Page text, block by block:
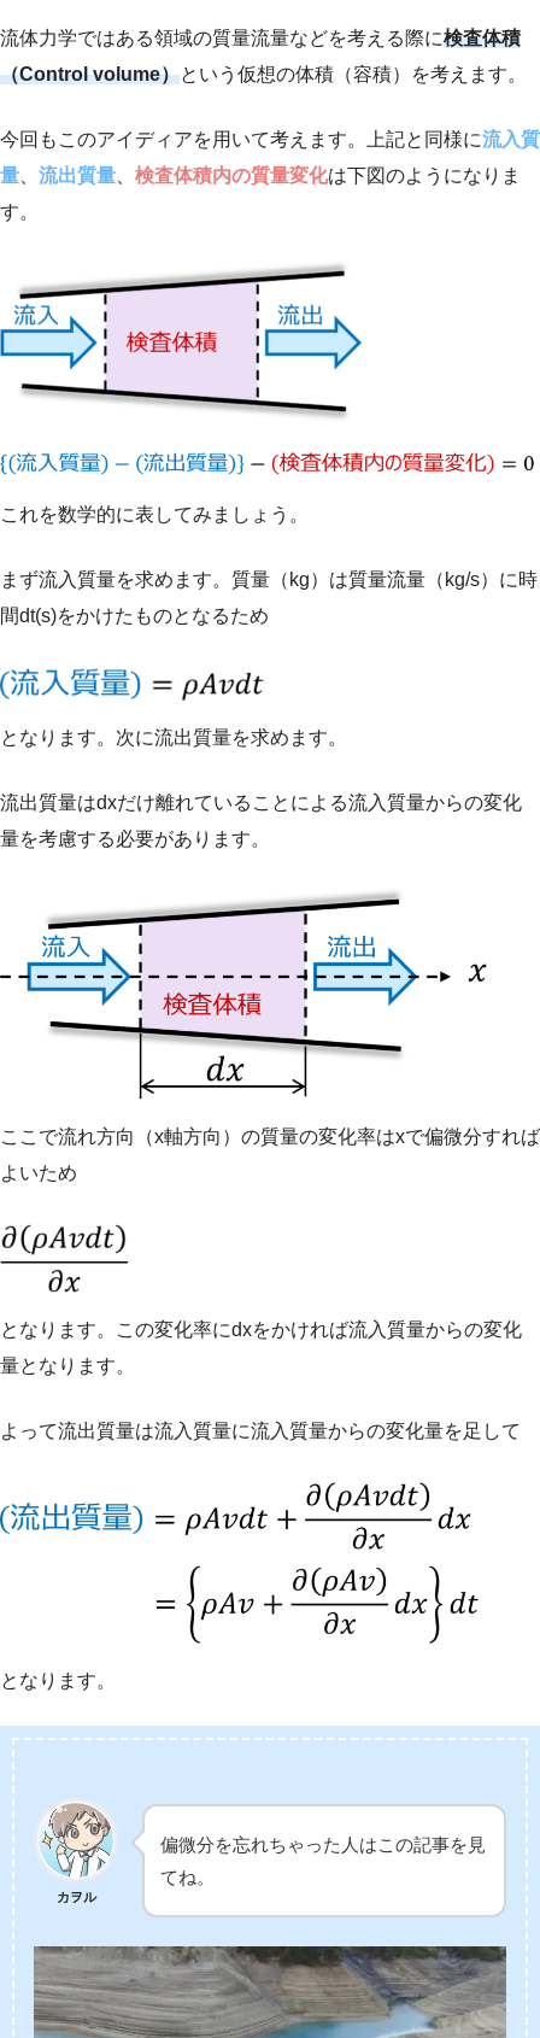
流体力学ではある領域の質量流量などを考える際に検査体積
（Control volume）という仮想の体積（容積）を考えます。
今回もこのアイディアを用いて考えます。上記と同様に流入質
量
流出質量 検査体積内の質量変化は下図のようになりま
す。
これを数学的に表してみましょう。
まず流入質量を求めます。質量（kg）は質量流量（kg/s）に時
間dt(s)をかけたものとなるため
となります。次に流出質量を求めます。
流出質量はdxだけ離れていることによる流入質量からの変化
量を考慮する必要があります。
ここで流れ方向（x軸方向）の質量の変化率はxで偏微分すれば
よいため
となります。この変化率にdxをかければ流入質量からの変化
量となります。
よって流出質量は流入質量に流入質量からの変化量を足して
となります。
カヲル
偏微分を忘れちゃった人はこの記事を見
てね。